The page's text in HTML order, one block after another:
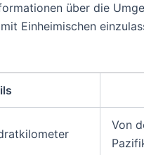
über die
Einheimischen
Von